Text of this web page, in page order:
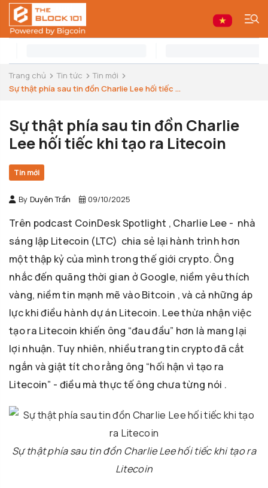
Trang chủ Tin tức
Tin mới
Sự thật phía sau tin đồn Charlie Lee hối tiếc ...
Sự thật phía sau tin đồn Charlie
Lee hối tiếc khi tạo ra Litecoin
Tin mới
By Duyên Trần 09/10/2025
Trên podcast CoinDesk Spotlight , Charlie Lee - nhà
sáng lập Litecoin (LTC) chia sẻ lại hành trình hơn
một thập kỷ của mình trong thế giới crypto. Ông
nhắc đến quãng thời gian ở Google, niềm yêu thích
vàng, niềm tin mạnh mẽ vào Bitcoin , và cả những áp
lực khi điều hành dự án Litecoin. Lee thừa nhận việc
tạo ra Litecoin khiến ông “đau đầu” hơn là mang lại
lợi nhuận. Tuy nhiên, nhiều trang tin crypto đã cắt
ngắn và giật tít cho rằng ông “hối hận vì tạo ra
Litecoin” - điều mà thực tế ông chưa từng nói .
Sự thật phía sau tin đồn Charlie Lee hối tiếc khi tạo ra
Litecoin